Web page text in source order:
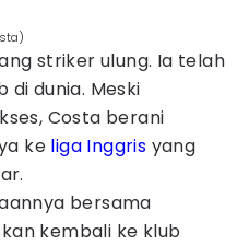
striker ulung. Ia telah
dunia. Meski
Costa berani
ke liga Inggris yang
bersama
kembali ke klub